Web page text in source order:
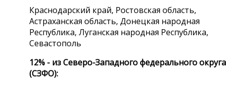
Краснодарский край, Ростовская область,
Астраханская область, Донецкая народная
Республика, Луганская народная Республика,
Севастополь
12% - из Северо-Западного федерального округа
(СЗФО):